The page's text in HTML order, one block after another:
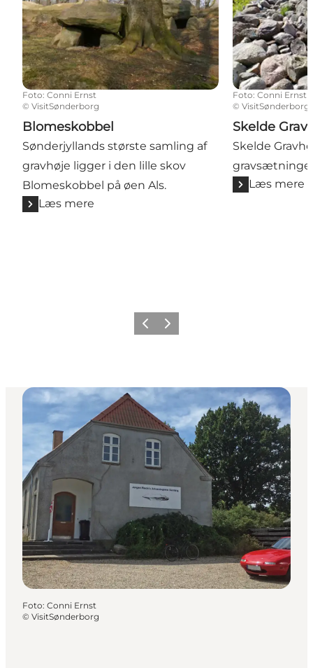
Foto: Conni Ernst
© VisitSønderborg
Blomeskobbel
Sønderjyllands største samling af
gravhøje ligger i den lille skov
Blomeskobbel på øen Als.
Læs mere
Foto: Conni Ernst
©VisitSønderborg
Skelde
Skelde
Læs mere
ForrigeNæste
Foto: Conni Ernst
© VisitSønderborg